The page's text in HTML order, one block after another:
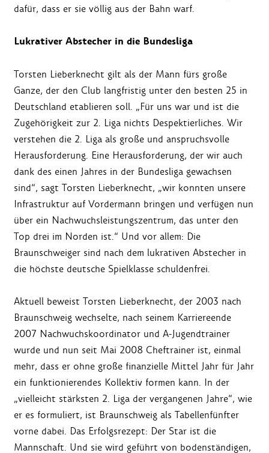
dafür, dass er sie völlig aus der Bahn warf.
Lukrativer Abstecher in die Bundesliga
Torsten Lieberknecht gilt als der Mann fürs große
Ganze, der den Club langfristig unter den besten 25 in
Deutschland etablieren soll. „Für uns war und ist die
Zugehörigkeit zur 2. Liga nichts Despektierliches. Wir
verstehen die 2. Liga als große und anspruchsvolle
Herausforderung. Eine Herausforderung, der wir auch
dank des einen Jahres in der Bundesliga gewachsen
sind“, sagt Torsten Lieberknecht, „wir konnten unsere
Infrastruktur auf Vordermann bringen und verfügen nun
über ein Nachwuchsleistungszentrum, das unter den
Top drei im Norden ist.“ Und vor allem: Die
Braunschweiger sind nach dem lukrativen Abstecher in
die höchste deutsche Spielklasse schuldenfrei.
Aktuell beweist Torsten Lieberknecht, der 2003 nach
Braunschweig wechselte, nach seinem Karriereende
2007 Nachwuchskoordinator und A-Jugendtrainer
wurde und nun seit Mai 2008 Cheftrainer ist, einmal
mehr, dass er ohne große finanzielle Mittel Jahr für Jahr
ein funktionierendes Kollektiv formen kann. In der
„vielleicht stärksten 2. Liga der vergangenen Jahre“, wie
er es formuliert, ist Braunschweig als Tabellenfünfter
vorne dabei. Das Erfolgsrezept: Der Star ist die
Mannschaft. Und sie wird geführt von bodenständigen,